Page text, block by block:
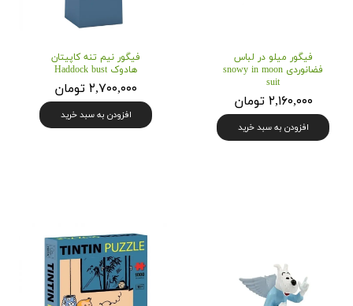
فیگور میلو در لباس
فضانوردی snowy in moon
suit
۲,۱۶۰,۰۰۰ تومان
افزودن به سبد خرید
فیگور نیم تنه کاپیتان
هادوک Haddock bust
۲,۷۰۰,۰۰۰ تومان
افزودن به سبد خرید